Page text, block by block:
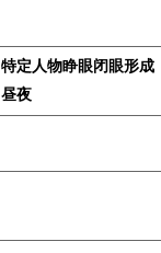
特定人物睁眼闭眼形成
昼夜